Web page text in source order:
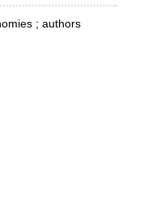
; authors